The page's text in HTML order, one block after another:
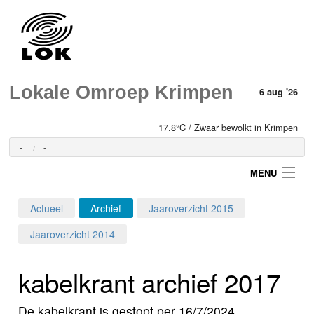
Lokale Omroep Krimpen 6 aug '26
17.8°C / Zwaar bewolkt in Krimpen
- -
MENU
Programma's
Actueel Archief
Jaaroverzicht 2015
Jaaroverzicht 2014
kabelkrant archief 2017